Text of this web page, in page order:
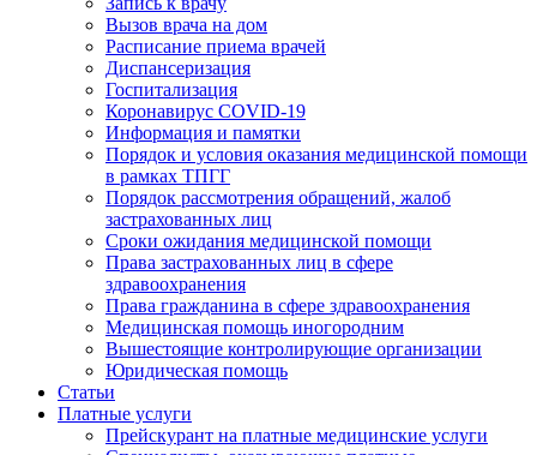
Вызов врача на дом
Расписание приема врачей
Диспансеризация
Госпитализация
Коронавирус COVID-19
Информация и памятки
Порядок и условия оказания медицинской помощи
в рамках ТПГГ
Порядок рассмотрения обращений, жалоб
застрахованных лиц
Сроки ожидания медицинской помощи
Права застрахованных лиц в сфере
здравоохранения
Права гражданина в сфере здравоохранения
Медицинская помощь иногородним
Вышестоящие контролирующие организации
Юридическая помощь
Статьи
Платные услуги
Прейскурант на платные медицинские услуги